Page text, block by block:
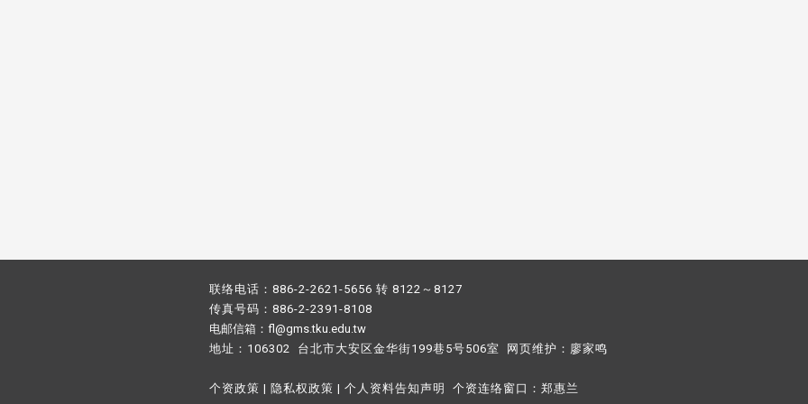
联络电话：886-2-2621-5656 转 8122～8127
传真号码：886-2-2391-8108
电邮信箱：fl@gms.tku.edu.tw
地址：106302 台北市大安区金华街199巷5号506室 网页维护： 廖家鸣​
个资政策 | 隐私权政策 | 个人资料告知声明 个资连络窗口： 郑惠兰